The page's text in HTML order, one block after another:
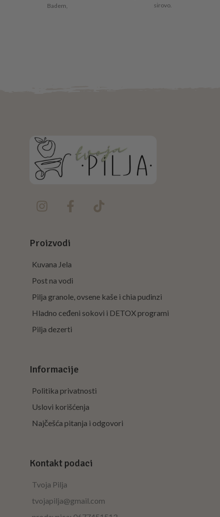
Badem,
sirovo.
Proizvodi
Kuvana Jela
Post na vodi
Pilja granole, ovsene kaše i chia pudinzi
Hladno ceđeni sokovi i DETOX programi
Pilja dezerti
Informacije
Politika privatnosti
Uslovi korišćenja
Najčešća pitanja i odgovori
Kontakt podaci
Tvoja Pilja
tvojapilja@gmail.com